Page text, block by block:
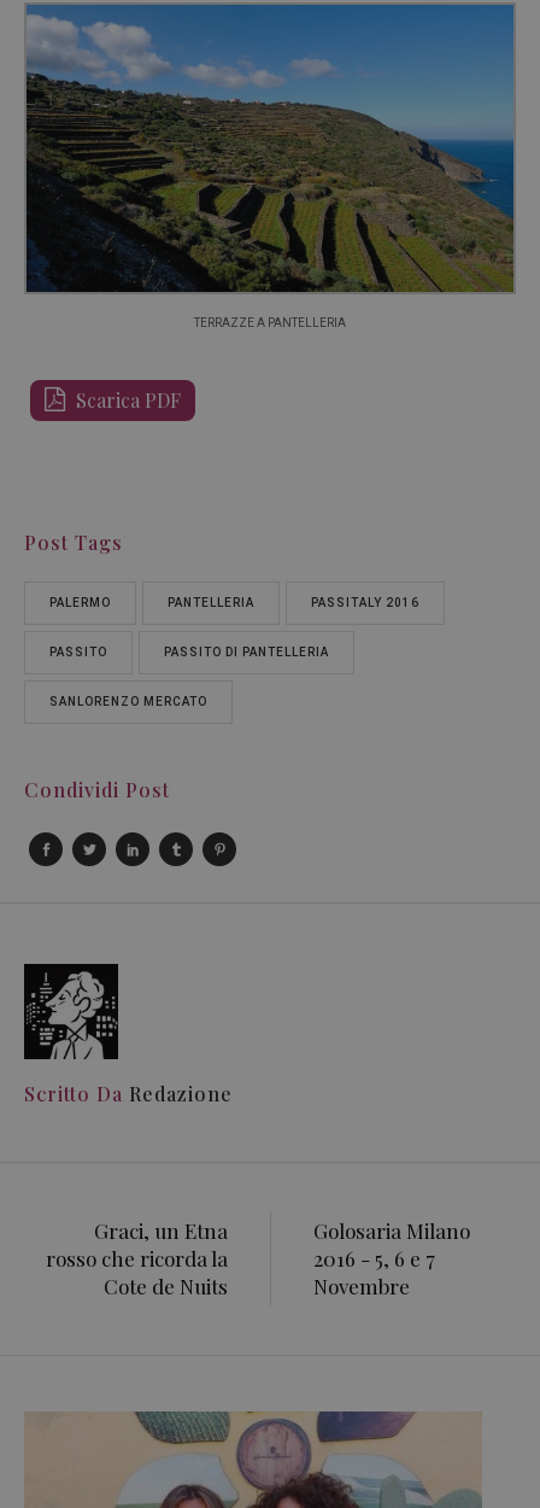
TERRAZZE A PANTELLERIA
Scarica PDF
Post Tags
PALERMO PANTELLERIA PASSITALY 2016
PASSITO PASSITO DI PANTELLERIA
SANLORENZO MERCATO
Condividi Post
Scritto Da Redazione
Graci, un Etna
rosso che ricorda la
Cote de Nuits
Golosaria Milano
2016 - 5, 6 e 7
Novembre